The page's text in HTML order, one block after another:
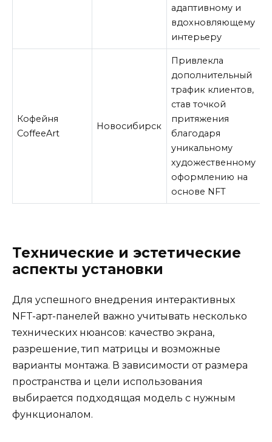
адаптивному и
вдохновляющему
интерьеру
Кофейня
CoffeeArt
Новосибирск
Привлекла
дополнительный
трафик клиентов,
став точкой
притяжения
благодаря
уникальному
художественному
оформлению на
основе NFT
Технические и эстетические
аспекты установки
Для успешного внедрения интерактивных
NFT-арт-панелей важно учитывать несколько
технических нюансов: качество экрана,
разрешение, тип матрицы и возможные
варианты монтажа. В зависимости от размера
пространства и цели использования
выбирается подходящая модель с нужным
функционалом.